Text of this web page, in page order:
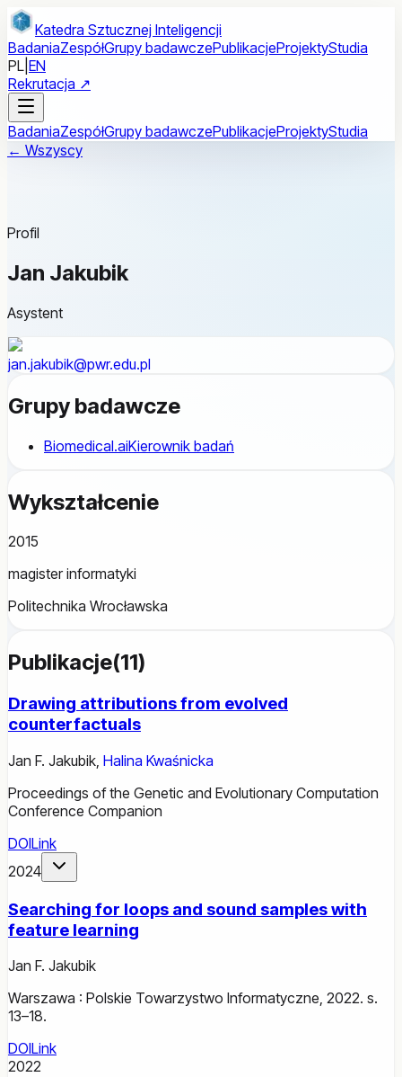
Przejdź do treści głównej
Katedra Sztucznej Inteligencji
BadaniaZespółGrupy badawczePublikacjeProjektyStudia
PL EN
Rekrutacja ↗
BadaniaZespółGrupy badawczePublikacjeProjektyStudia
← Wszyscy
Profil
Jan Jakubik
Asystent
jan.jakubik@pwr.edu.pl
Grupy badawcze
Biomedical.aiKierownik badań
Wykształcenie
2015
magister informatyki
Politechnika Wrocławska
Publikacje(11)
Drawing attributions from evolved
counterfactuals
Jan F. Jakubik Halina Kwaśnicka
Proceedings of the Genetic and Evolutionary Computation
Conference Companion
DOILink
2024
Searching for loops and sound samples with
feature learning
Jan F. Jakubik
Warszawa : Polskie Towarzystwo Informatyczne, 2022. s.
13–18.
DOILink
2022